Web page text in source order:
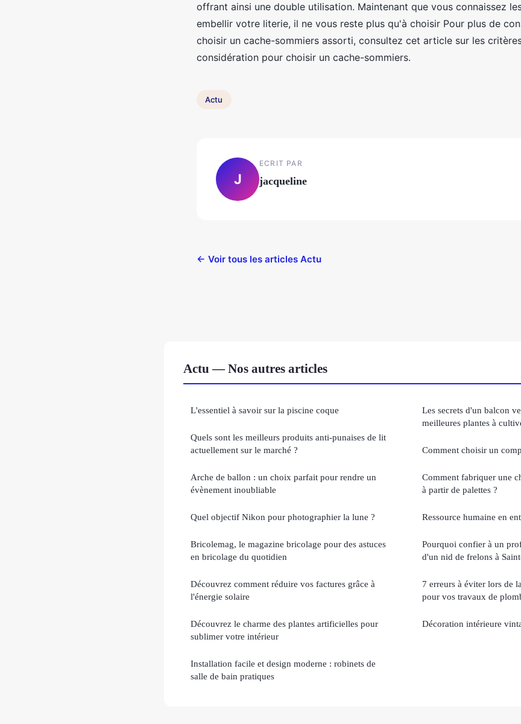
offrant ainsi une double utilisation. Maintenant que vous connaissez
embellir votre literie, il ne vous reste plus qu'à choisir Pour plus de
choisir un cache-sommiers assorti, consultez cet article sur les
considération pour choisir un cache-sommiers.
Actu
J
ECRIT PAR
jacqueline
← Voir tous les articles Actu
Actu — Nos autres articles
L'essentiel à savoir sur la piscine coque
Quels sont les meilleurs produits anti-punaises de lit
actuellement sur le marché ?
Arche de ballon : un choix parfait pour rendre un
évènement inoubliable
Quel objectif Nikon pour photographier la lune ?
Bricolemag, le magazine bricolage pour des astuces
en bricolage du quotidien
Découvrez comment réduire vos factures grâce à
l'énergie solaire
Découvrez le charme des plantes artificielles pour
sublimer votre intérieur
Installation facile et design moderne : robinets de
salle de bain pratiques
Les secrets d'un balcon
meilleures plantes à
Comment choisir un
Comment fabriquer une
à partir de palettes ?
Ressource humaine en
Pourquoi confier à un
d'un nid de frelons à
7 erreurs à éviter lors de
pour vos travaux de
Décoration intérieure